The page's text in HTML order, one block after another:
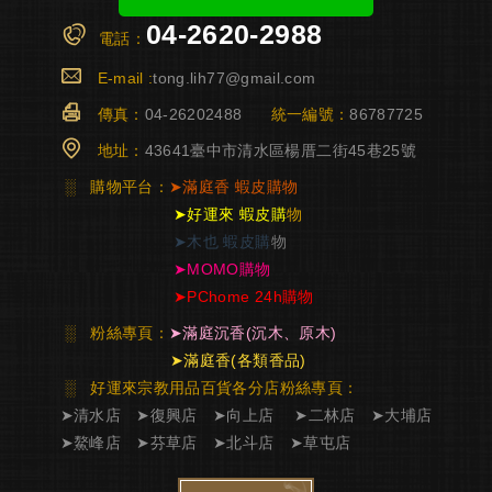
電話： 04-2620-2988
E-mail :tong.lih77@gmail.com
傳真： 04-26202488 統一編號：86787725
地址： 43641臺中市清水區楊厝二街45巷25號
░ 購物平台： ➤滿庭香 蝦皮購物
➤好運來 蝦皮購物
➤木也 蝦皮購物
➤MOMO購物
➤PChome 24h購物
░粉絲專頁： ➤滿庭沉香(沉木、原木)
➤滿庭香(各類香品)
░ 好運來宗教用品百貨各分店粉絲專頁：
➤清水店 ➤復興店 ➤向上店 ➤ 二林店 ➤大埔店
➤鰲峰店 ➤芬草店 ➤北斗店 ➤草屯店